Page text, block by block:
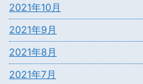
2021年10月
2021年9月
2021年8月
2021年7月